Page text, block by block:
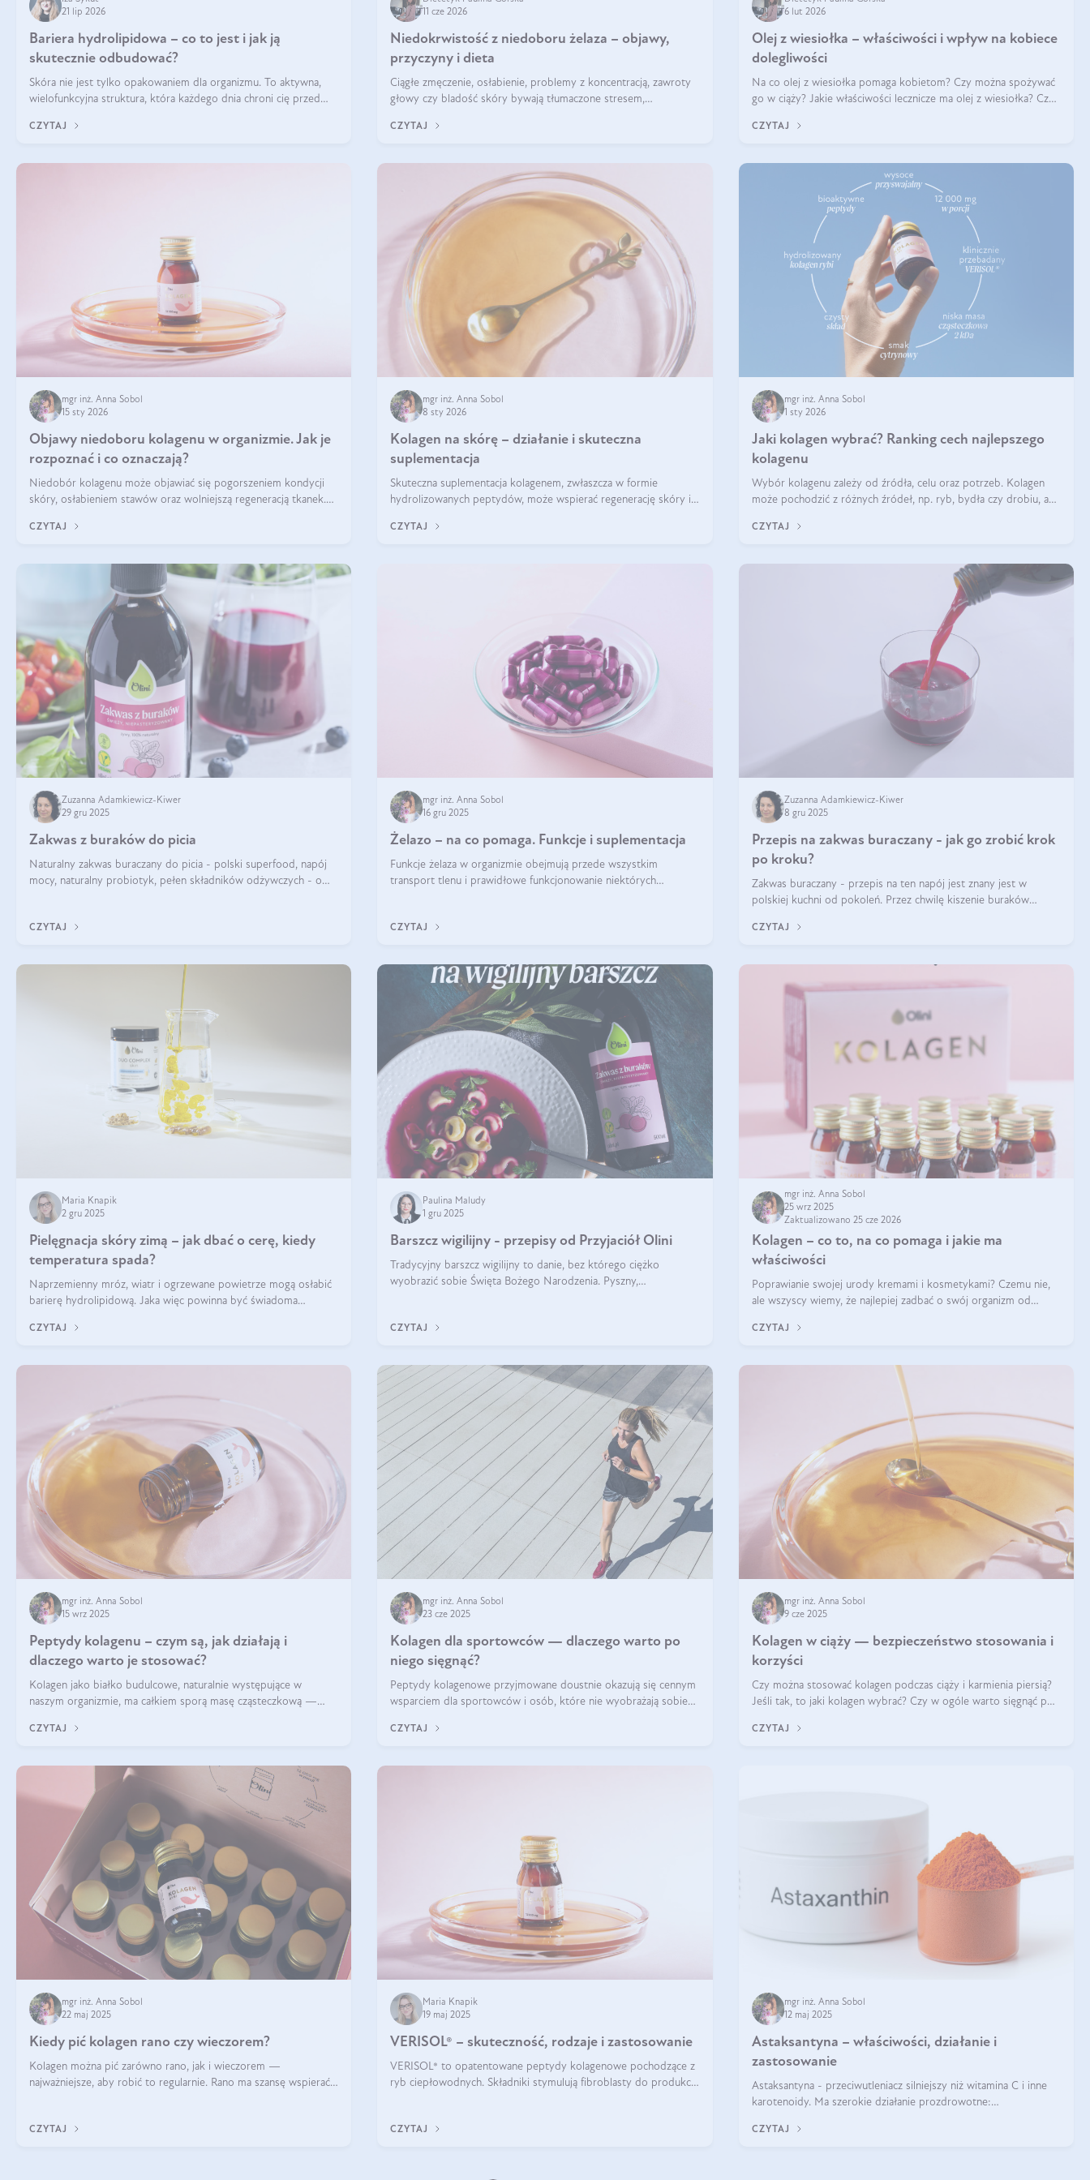
21 lip 2026
Bariera hydrolipidowa – co to jest i jak ją
skutecznie odbudować?
Skóra nie jest tylko opakowaniem dla organizmu. To aktywna,
wielofunkcyjna struktura, która każdego dnia chroni cię przed
środowiskowymi. Jednym z jej kluczowych elementów jest
CZYTAJ
11 cze 2026
Niedokrwistość z niedoboru żelaza – objawy,
przyczyny i dieta
Ciągłe zmęczenie, osłabienie, problemy z koncentracją, zawroty
głowy czy bladość skóry bywają tłumaczone stresem,
może być niedokrwistość z niedoboru żelaza.
CZYTAJ
6 lut 2026
Olej z wiesiołka – właściwości i wpływ na kobiece
dolegliwości
Na co olej z wiesiołka pomaga kobietom? Czy można spożywać
go w ciąży? Jakie właściwości lecznicze ma olej z wiesiołka? Czy
efekty? Jaka jes
CZYTAJ
mgr inż. Anna Sobol
15 sty 2026
Objawy niedoboru kolagenu w organizmie. Jak je
rozpoznać i co oznaczają?
Niedobór kolagenu może objawiać się pogorszeniem kondycji
skóry, osłabieniem stawów oraz wolniejszą regeneracją tkanek.
skóry, bóle stawów, łamliwość paznokci oraz osłabienie włosów.
CZYTAJ
mgr inż. Anna Sobol
8 sty 2026
Kolagen na skórę – działanie i skuteczna
suplementacja
Skuteczna suplementacja kolagenem, zwłaszcza w formie
hydrolizowanych peptydów, może wspierać regenerację skóry i
regularnością stosowania.
CZYTAJ
mgr inż. Anna Sobol
1 sty 2026
Jaki kolagen wybrać? Ranking cech najlepszego
kolagenu
Wybór kolagenu zależy od źródła, celu oraz potrzeb. Kolagen
może pochodzić z różnych źródeł, np. ryb, bydła czy drobiu, a
sprawdza się kolagen rybi, a dla wspierania stawów — kolagen
CZYTAJ
Zuzanna Adamkiewicz-Kiwer
29 gru 2025
Zakwas z buraków do picia
Naturalny zakwas buraczany do picia - polski superfood, napój
mocy, naturalny probiotyk, pełen składników odżywczych - o
CZYTAJ
mgr inż. Anna Sobol
16 gru 2025
Żelazo – na co pomaga. Funkcje i suplementacja
Funkcje żelaza w organizmie obejmują przede wszystkim
transport tlenu i prawidłowe funkcjonowanie niektórych
etapie życia.
CZYTAJ
Zuzanna Adamkiewicz-Kiwer
8 gru 2025
Przepis na zakwas buraczany - jak go zrobić krok
po kroku?
Zakwas buraczany - przepis na ten napój jest znany jest w
polskiej kuchni od pokoleń. Przez chwilę kiszenie buraków
na fali popularności na
CZYTAJ
Maria Knapik
2 gru 2025
Pielęgnacja skóry zimą – jak dbać o cerę, kiedy
temperatura spada?
Naprzemienny mróz, wiatr i ogrzewane powietrze mogą osłabić
barierę hydrolipidową. Jaka więc powinna być świadoma
CZYTAJ
Paulina Maludy
1 gru 2025
Barszcz wigilijny - przepisy od Przyjaciół Olini
Tradycyjny barszcz wigilijny to danie, bez którego ciężko
wyobrazić sobie Święta Bożego Narodzenia. Pyszny,
CZYTAJ
mgr inż. Anna Sobol
25 wrz 2025
Zaktualizowano 25 cze 2026
Kolagen – co to, na co pomaga i jakie ma
właściwości
Poprawianie swojej urody kremami i kosmetykami? Czemu nie,
ale wszyscy wiemy, że najlepiej zadbać o swój organizm od
zewnętrzny prezentował się zdrowo i atrakcyjnie. Stosowanie
CZYTAJ
mgr inż. Anna Sobol
15 wrz 2025
Peptydy kolagenu – czym są, jak działają i
dlaczego warto je stosować?
Kolagen jako białko budulcowe, naturalnie występujące w
naszym organizmie, ma całkiem sporą masę cząsteczkową —
formie, byłby trudno strawialny. Aby był lepiej przyswajalny i
CZYTAJ
mgr inż. Anna Sobol
23 cze 2025
Kolagen dla sportowców — dlaczego warto po
niego sięgnąć?
Peptydy kolagenowe przyjmowane doustnie okazują się cennym
wsparciem dla sportowców i osób, które nie wyobrażają sobie
CZYTAJ
mgr inż. Anna Sobol
9 cze 2025
Kolagen w ciąży — bezpieczeństwo stosowania i
korzyści
Czy można stosować kolagen podczas ciąży i karmienia piersią?
Jeśli tak, to jaki kolagen wybrać? Czy w ogóle warto sięgnąć po
CZYTAJ
mgr inż. Anna Sobol
22 maj 2025
Kiedy pić kolagen rano czy wieczorem?
Kolagen można pić zarówno rano, jak i wieczorem —
najważniejsze, aby robić to regularnie. Rano ma szansę wspierać
CZYTAJ
Maria Knapik
19 maj 2025
VERISOL® – skuteczność, rodzaje i zastosowanie
VERISOL® to opatentowane peptydy kolagenowe pochodzące z
ryb ciepłowodnych. Składniki stymulują fibroblasty do produkcji
komórek skóry.
CZYTAJ
mgr inż. Anna Sobol
12 maj 2025
Astaksantyna – właściwości, działanie i
zastosowanie
Astaksantyna - przeciwutleniacz silniejszy niż witamina C i inne
karotenoidy. Ma szerokie działanie prozdrowotne:
CZYTAJ